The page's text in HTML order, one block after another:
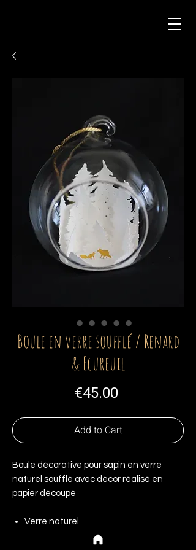
Boule en verre soufflé / Renard
& Ecureuil
€45.00
Add to Cart
Boule décorative pour sapin en verre
naturel soufflé avec décor réalisé en
papier découpé
Verre naturel
Dimensions : hauteur 10 cm avec la